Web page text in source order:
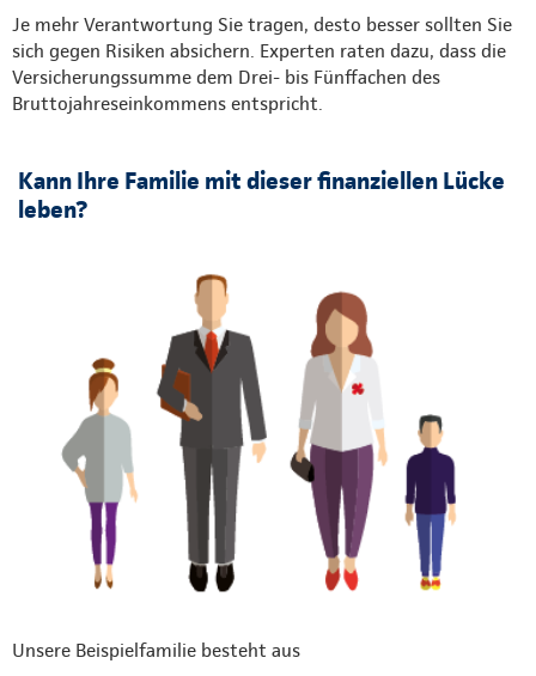
Je mehr Verantwortung Sie tragen, desto besser sollten Sie
sich gegen Risiken absichern. Experten raten dazu, dass die
Versicherungssumme dem Drei- bis Fünffachen des
Bruttojahreseinkommens entspricht.
Kann Ihre Familie mit dieser finanziellen Lücke
leben?
Unsere Beispielfamilie besteht aus